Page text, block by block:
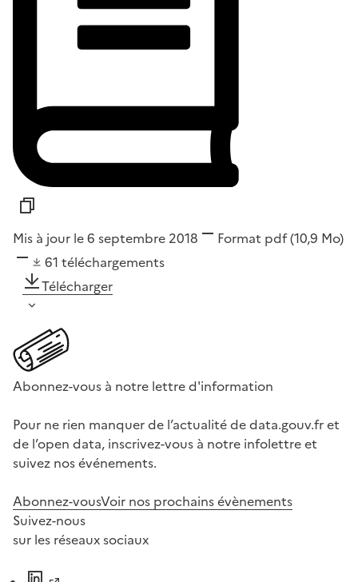
Mis à jour le 6 septembre 2018 Format pdf(10,9 Mo)
61 téléchargements
Télécharger
Abonnez-vous à notre lettre d'information
Pour ne rien manquer de l’actualité de data.gouv.fr et
de l’open data, inscrivez-vous à notre infolettre et
suivez nos événements.
Abonnez-vousVoir nos prochains évènements
Suivez-nous
sur les réseaux sociaux